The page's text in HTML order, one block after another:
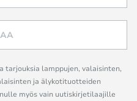
tarjouksia lamppujen, valaisinten,
ja älykotituotteiden
myös vain uutiskirjetilaajille